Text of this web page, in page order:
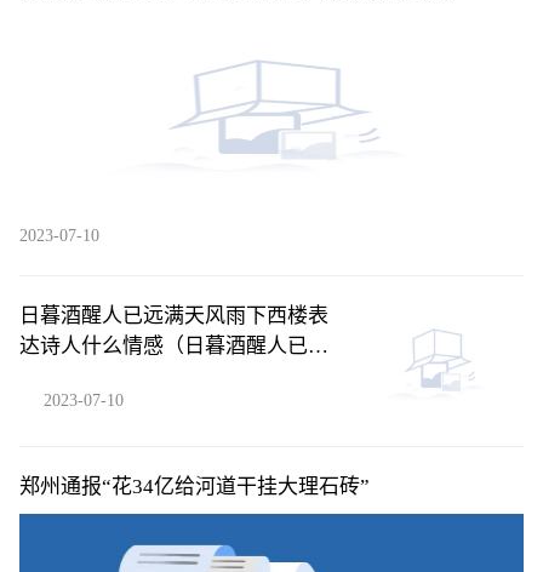
2023-07-10
日暮酒醒人已远满天风雨下西楼表
达诗人什么情感（日暮酒醒人已远
2023-07-10
郑州通报“花34亿给河道干挂大理石砖”